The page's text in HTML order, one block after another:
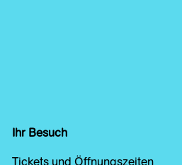
Ihr Besuch